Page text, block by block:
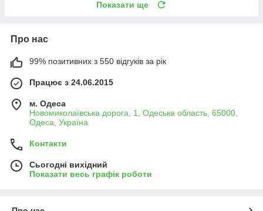
Показати ще
Про нас
99% позитивних з 550 відгуків за рік
Працює з 24.06.2015
м. Одеса
Новомиколаївська дорога, 1, Одеська область, 65000,
Одеса, Україна
Контакти
Сьогодні вихідний
Показати весь графік роботи